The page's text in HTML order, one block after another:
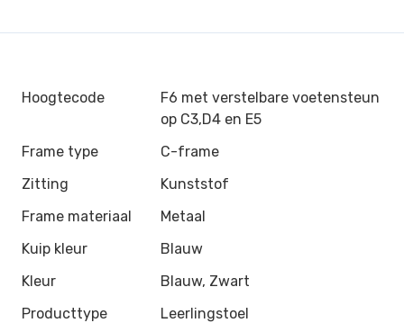
Hoogtecode
F6 met verstelbare voetensteun
op C3,D4 en E5
Frame type
C-frame
Zitting
Kunststof
Frame materiaal
Metaal
Kuip kleur
Blauw
Kleur
Blauw, Zwart
Producttype
Leerlingstoel